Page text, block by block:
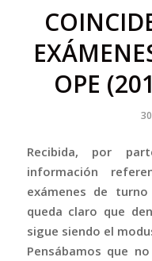
OPE
Recibida, por
información
exámenes de
queda claro que
sigue siendo el
Pensábamos que